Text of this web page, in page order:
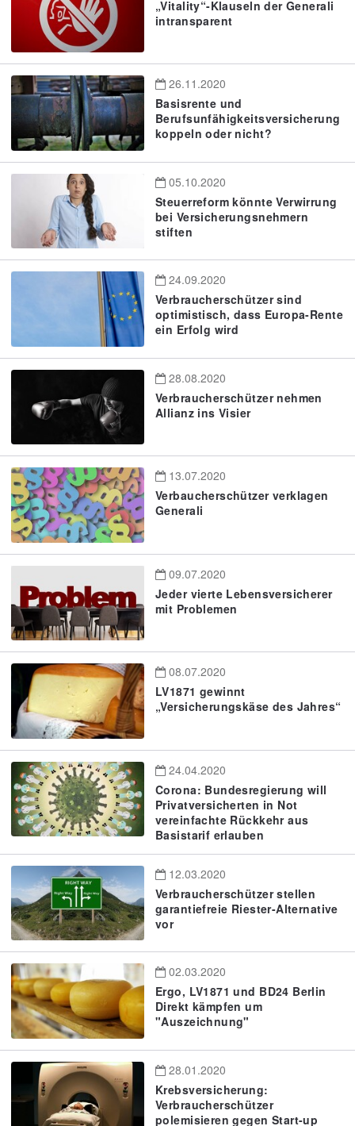
„Vitality“-Klauseln der Generali
intransparent
26.11.2020
Basisrente und
Berufsunfähigkeitsversicherung
koppeln oder nicht?
05.10.2020
Steuerreform könnte Verwirrung
bei Versicherungsnehmern
stiften
24.09.2020
Verbraucherschützer sind
optimistisch, dass Europa-Rente
ein Erfolg wird
28.08.2020
Verbraucherschützer nehmen
Allianz ins Visier
13.07.2020
Verbaucherschützer verklagen
Generali
09.07.2020
Jeder vierte Lebensversicherer
mit Problemen
08.07.2020
LV1871 gewinnt
„Versicherungskäse des Jahres“
24.04.2020
Corona: Bundesregierung will
Privatversicherten in Not
vereinfachte Rückkehr aus
Basistarif erlauben
12.03.2020
Verbraucherschützer stellen
garantiefreie Riester-Alternative
vor
02.03.2020
Ergo, LV1871 und BD24 Berlin
Direkt kämpfen um
"Auszeichnung"
28.01.2020
Krebsversicherung:
Verbraucherschützer
polemisieren gegen Start-up